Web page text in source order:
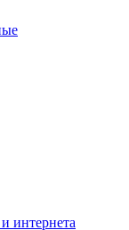
интернета